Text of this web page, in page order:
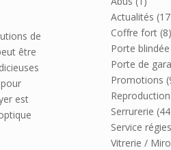
de
être
est
Actualités
Coffre fort(8)
Porte blindée
Porte de
Promotions
Serrurerie
Service régies
Vitrerie /